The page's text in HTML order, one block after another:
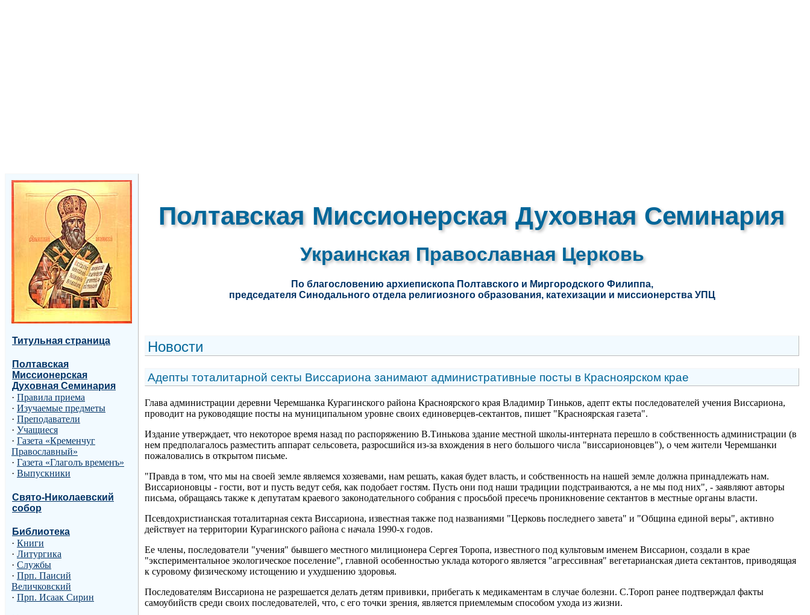
Полтавская Миссионерская Духовная Семинария
Украинская Православная Церковь
По благословению архиепископа Полтавского и Миргородского Филиппа,
председателя Синодального отдела религиозного образования, катехизации и миссионерства УПЦ
Титульная страница
Полтавская
Миссионерская
Духовная Семинария
· Правила приема
· Изучаемые предметы
· Преподаватели
· Учащиеся
· Газета «Кременчуг
Православный»
· Газета «Глаголъ временъ»
· Выпускники
Свято-Николаевский
собор
Библиотека
· Книги
· Литургика
· Службы
· Прп. Паисий
Величковский
· Прп. Исаак Сирин
Новости
Адепты тоталитарной секты Виссариона занимают административные посты в Красноярском крае
Глава администрации деревни Черемшанка Курагинского района Красноярского края Владимир Тиньков, адепт екты последователей учения Виссариона,
проводит на руководящие посты на муниципальном уровне своих единоверцев-сектантов, пишет "Красноярская газета".
Издание утверждает, что некоторое время назад по распоряжению В.Тинькова здание местной школы-интерната перешло в собственность администрации (в
нем предполагалось разместить аппарат сельсовета, разросшийся из-за вхождения в него большого числа "виссарионовцев"), о чем жители Черемшанки
пожаловались в открытом письме.
"Правда в том, что мы на своей земле являемся хозяевами, нам решать, какая будет власть, и собственность на нашей земле должна принадлежать нам.
Виссарионовцы - гости, вот и пусть ведут себя, как подобает гостям. Пусть они под наши традиции подстраиваются, а не мы под них", - заявляют авторы
письма, обращаясь также к депутатам краевого законодательного собрания с просьбой пресечь проникновение сектантов в местные органы власти.
Псевдохристианская тоталитарная секта Виссариона, известная также под названиями "Церковь последнего завета" и "Община единой веры", активно
действует на территории Курагинского района с начала 1990-х годов.
Ее члены, последователи "учения" бывшего местного милиционера Сергея Торопа, известного под культовым именем Виссарион, создали в крае
"экспериментальное экологическое поселение", главной особенностью уклада которого является "агрессивная" вегетарианская диета сектантов, приводящая
к суровому физическому истощению и ухудшению здоровья.
Последователям Виссариона не разрешается делать детям прививки, прибегать к медикаментам в случае болезни. С.Тороп ранее подтверждал факты
самоубийств среди своих последователей, что, с его точки зрения, является приемлемым способом ухода из жизни.